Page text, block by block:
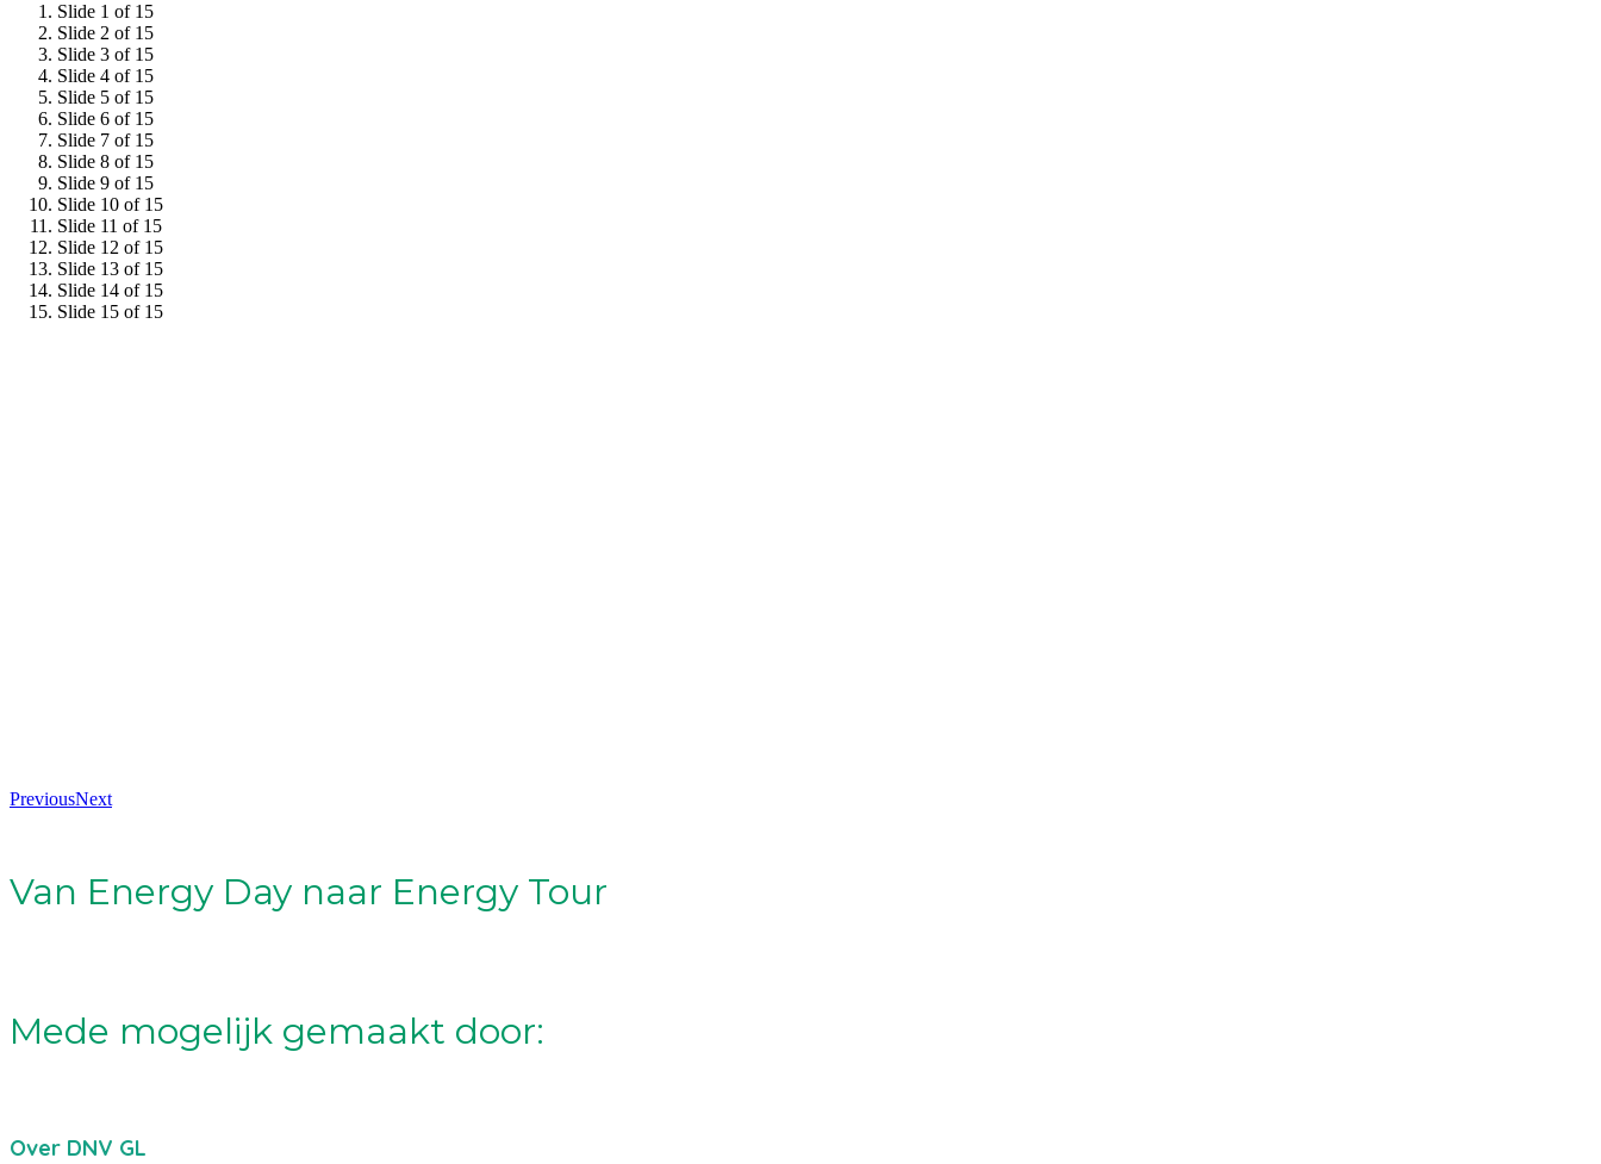
Slide 1 of 15
Slide 2 of 15
Slide 3 of 15
Slide 4 of 15
Slide 5 of 15
Slide 6 of 15
Slide 7 of 15
Slide 8 of 15
Slide 9 of 15
Slide 10 of 15
Slide 11 of 15
Slide 12 of 15
Slide 13 of 15
Slide 14 of 15
Slide 15 of 15
PreviousNext
Van Energy Day naar Energy Tour
Mede mogelijk gemaakt door:
Over DNV GL